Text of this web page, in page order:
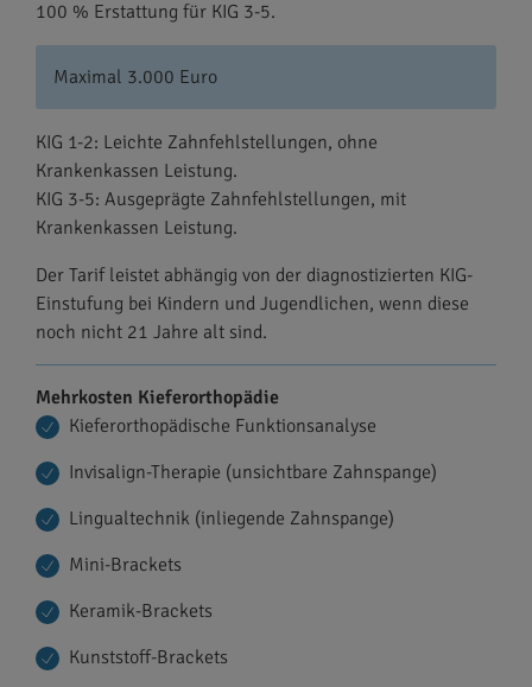
100 % Erstattung für KIG 3-5.
Maximal 3.000 Euro
KIG 1-2: Leichte Zahnfehlstellungen, ohne
Krankenkassen Leistung.
KIG 3-5: Ausgeprägte Zahnfehlstellungen, mit
Krankenkassen Leistung.
Der Tarif leistet abhängig von der diagnostizierten KIG-
Einstufung bei Kindern und Jugendlichen, wenn diese
noch nicht 21 Jahre alt sind.
Mehrkosten Kieferorthopädie
Kieferorthopädische Funktionsanalyse
Invisalign-Therapie (unsichtbare Zahnspange)
Lingualtechnik (inliegende Zahnspange)
Mini-Brackets
Keramik-Brackets
Kunststoff-Brackets